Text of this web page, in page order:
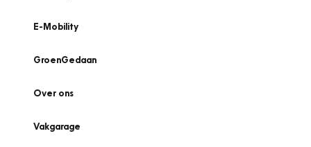
E-Mobility
GroenGedaan
Over ons
Vakgarage